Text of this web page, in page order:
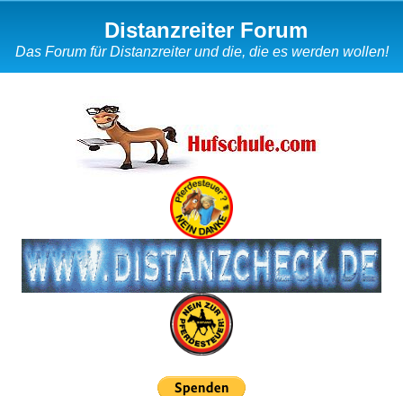
Distanzreiter Forum
Das Forum für Distanzreiter und die, die es werden wollen!